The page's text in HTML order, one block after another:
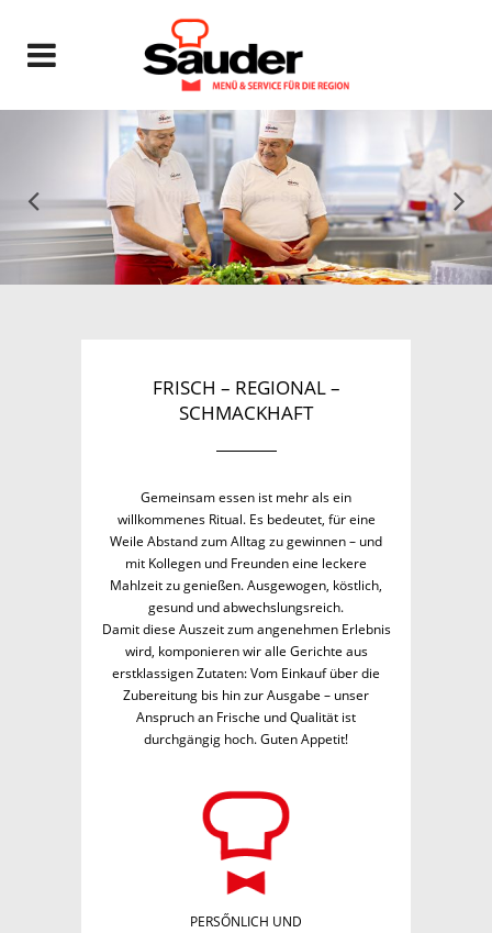
Willkommen bei Sauder
Kompetenz in Schul- und Kitaverpflegung
FRISCH – REGIONAL –
SCHMACKHAFT
Gemeinsam essen ist mehr als ein
willkommenes Ritual. Es bedeutet, für eine
Weile Abstand zum Alltag zu gewinnen – und
mit Kollegen und Freunden eine leckere
Mahlzeit zu genießen. Ausgewogen, köstlich,
gesund und abwechslungsreich.
Damit diese Auszeit zum angenehmen Erlebnis
wird, komponieren wir alle Gerichte aus
erstklassigen Zutaten: Vom Einkauf über die
Zubereitung bis hin zur Ausgabe – unser
Anspruch an Frische und Qualität ist
durchgängig hoch. Guten Appetit!
PERSŐNLICH UND